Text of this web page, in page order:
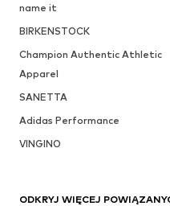
name it
BIRKENSTOCK
Champion Authentic Athletic
Apparel
SANETTA
Adidas Performance
VINGINO
ODKRYJ WIĘCEJ